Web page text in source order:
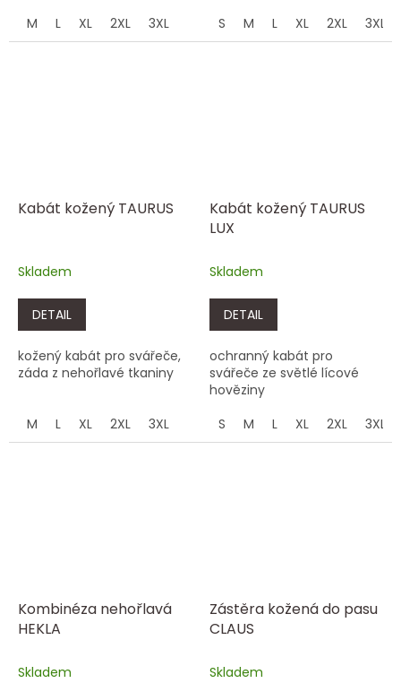
M
L XL 2XL 3XL
S
M L XL 2XL 3XL
Kabát kožený TAURUS
Skladem
DETAIL
kožený kabát pro svářeče,
záda z nehořlavé tkaniny
M L XL 2XL 3XL
Kabát kožený TAURUS
LUX
Skladem
DETAIL
ochranný kabát pro
svářeče ze světlé lícové
hověziny
S
M L XL 2XL 3XL
Kombinéza nehořlavá
HEKLA
Skladem
Zástěra kožená do pasu
CLAUS
Skladem